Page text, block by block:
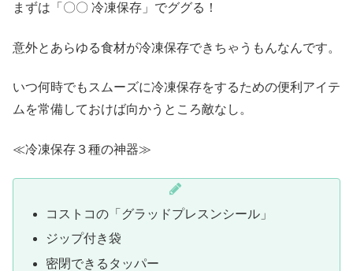
まずは「〇〇 冷凍保存」でググる！
意外とあらゆる食材が冷凍保存できちゃうもんなんです。
いつ何時でもスムーズに冷凍保存をするための便利アイテ
ムを常備しておけば向かうところ敵なし。
≪冷凍保存３種の神器≫
コストコの「グラッドプレスンシール」
ジップ付き袋
密閉できるタッパー